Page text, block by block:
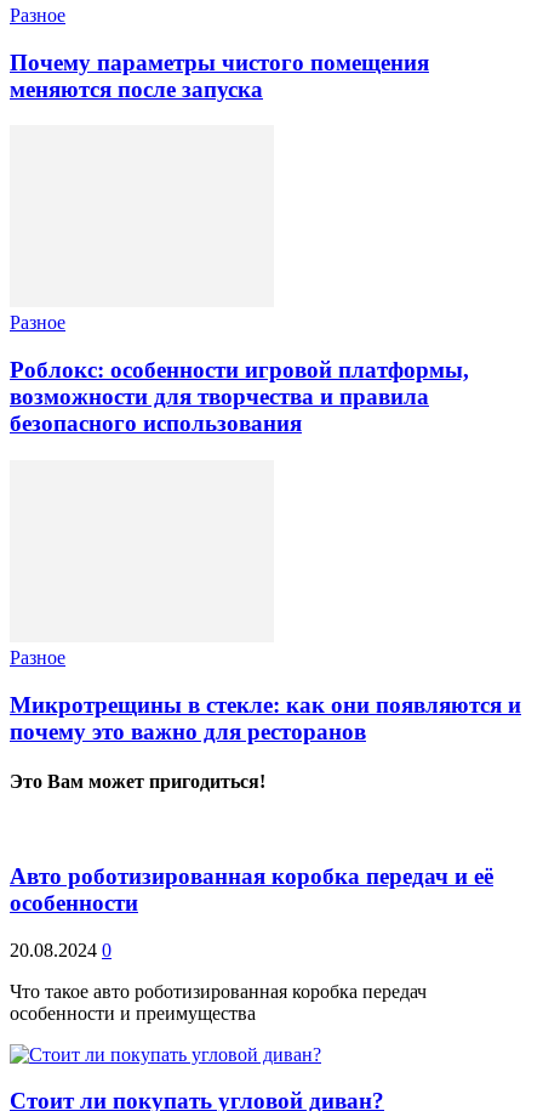
Разное
Почему параметры чистого помещения
меняются после запуска
Разное
Роблокс: особенности игровой платформы,
возможности для творчества и правила
безопасного использования
Разное
Микротрещины в стекле: как они появляются и
почему это важно для ресторанов
Это Вам может пригодиться!
Авто роботизированная коробка передач и её
особенности
20.08.2024 0
Что такое авто роботизированная коробка передач
особенности и преимущества
Стоит ли покупать угловой диван?